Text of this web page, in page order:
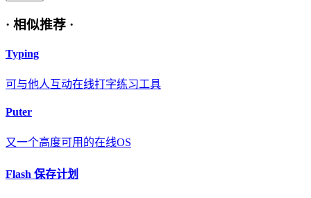
· 相似推荐 ·
Typing
可与他人互动在线打字练习工具
Puter
又一个高度可用的在线OS
Flash 保存计划